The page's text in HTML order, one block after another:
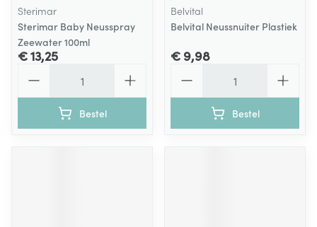
Sterimar
Sterimar Baby Neusspray
Zeewater 100ml
€ 13,25
Bestel
Belvital
Belvital Neussnuiter Plastiek
€ 9,98
Bestel